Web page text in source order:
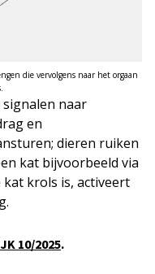
die vervolgens naar het orgaan
naar
en
dieren ruiken
kat bijvoorbeeld via
krols is, activeert
10/2025.